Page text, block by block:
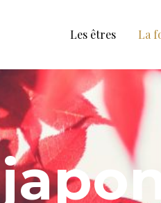
Les êtres La